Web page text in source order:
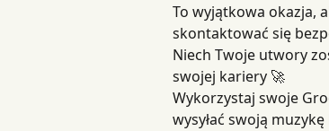
To wyjątkowa okazja,
skontaktować się
Niech Twoje utwory
swojej kariery 🚀
Wykorzystaj swoje
wysyłać swoją